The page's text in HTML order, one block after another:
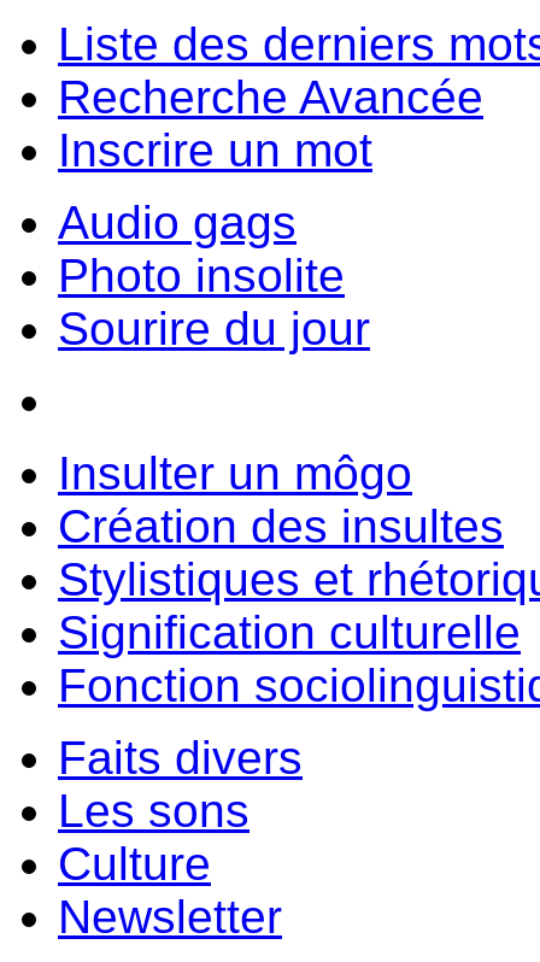
Liste des derniers
Recherche Avancée
Inscrire un mot
Audio gags
Photo insolite
Sourire du jour
Insulter un môgo
Création des insultes
Stylistiques et
Signification culturelle
Fonction
Faits divers
Les sons
Culture
Newsletter